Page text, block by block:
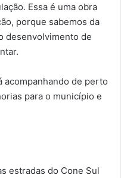
Essa é uma obra
porque sabemos da
desenvolvimento de
acompanhando de perto
para o município e
estradas do Cone Sul